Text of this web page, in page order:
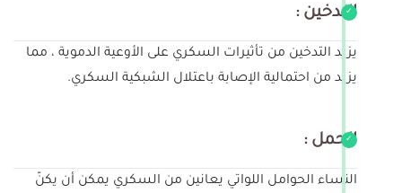
التدخين :
يزيد التدخين من تأثيرات السكري على الأوعية الدموية ، مما
يزيد من احتمالية الإصابة باعتلال الشبكية السكري.
الحمل :
النساء الحوامل اللواتي يعانين من السكري يمكن أن يكنّ